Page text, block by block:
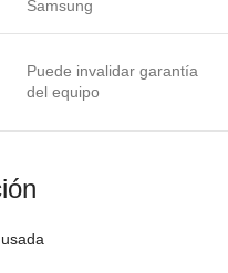
Samsung
Puede invalidar garantía
del equipo